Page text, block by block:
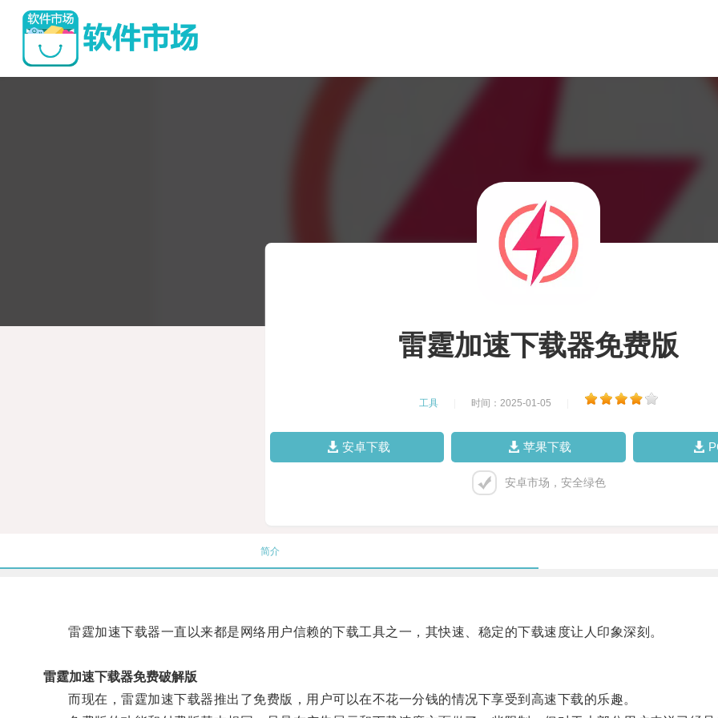
雷霆加速下载器免费版
工具 时间：2025-01-05
安卓下载 苹果下载
安卓市场，安全绿色
简介
雷霆加速下载器一直以来都是网络用户信赖的下载工具之一，其快速、稳定的下载速度让人印象深刻。
雷霆加速下载器免费破解版
而现在，雷霆加速下载器推出了免费版，用户可以在不花一分钱的情况下享受到高速下载的乐趣。